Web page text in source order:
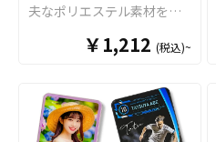
ジナル商品として販売して
その他、各種サイズやクリ
ンタブ
やストラップも取り
揃えております。 短納期・
小ロットでの対応も可能で
夫なポリエステル素材を使
ルポーチ（スマホショルダ
ト1つにファスナーポケット
2つのトリプルポケットです
ので整理整頓もしやすく、
￥1,212 (税込)~